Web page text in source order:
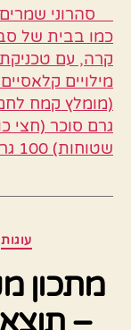
סהרוני שמרים
כמו בבית של
קרה, עם טכניקת
שטוחות) 100 גרם […]
עוגות
מתכון
–